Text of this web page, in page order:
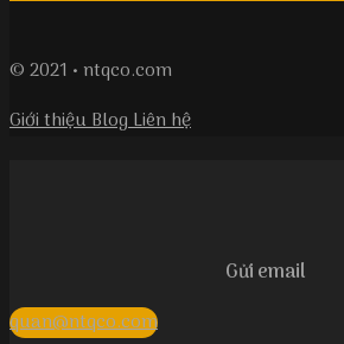
© 2021 • ntqco.com
Giới thiệuBlogLiên hệ
Gửi email
quan@ntqco.com